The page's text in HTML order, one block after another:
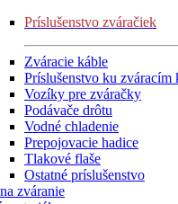
Príslušenstvo zváračiek
Zváracie káble
Príslušenstvo ku zváracím
Vozíky pre zváračky
Podávače drôtu
Vodné chladenie
Prepojovacie hadice
Tlakové flaše
Ostatné príslušenstvo
zváranie